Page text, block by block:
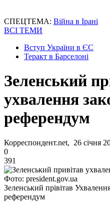
СПЕЦТЕМА: Війна в Ірані
ВСІ ТЕМИ
Вступ України в ЄС
Теракт в Барселоні
Зеленський
ухвалення
референдум
Корреспондент.net, 26 січня
0
391
Фото: president.gov.ua
Зеленський прівітав
референдум